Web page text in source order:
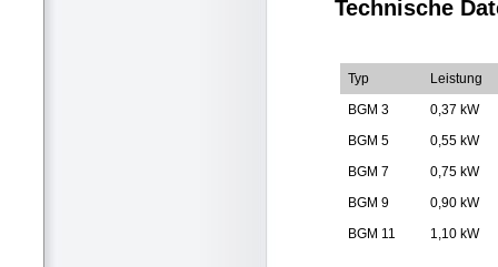
Technische
Typ
Leistung
BGM 3
0,37 kW
BGM 5
0,55 kW
BGM 7
0,75 kW
BGM 9
0,90 kW
BGM 11
1,10 kW